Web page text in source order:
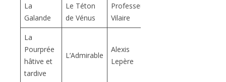
La
Galande
Le Téton
de Vénus
Professeur
Vilaire
La
Pourprée
hâtive et
tardive
L’Admirable
Alexis
Lepère